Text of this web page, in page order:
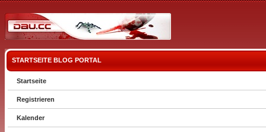
STARTSEITE BLOG PORTAL
Startseite
Registrieren
Kalender